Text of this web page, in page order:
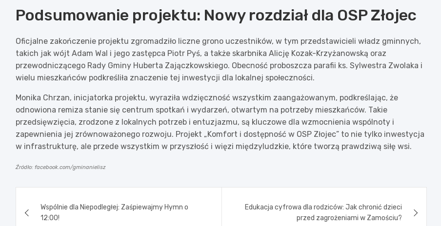
Podsumowanie projektu: Nowy rozdział dla OSP Złojec
Oficjalne zakończenie projektu zgromadziło liczne grono uczestników, w tym przedstawicieli władz gminnych,
takich jak wójt Adam Wal i jego zastępca Piotr Pyś, a także skarbnika Alicję Kozak-Krzyżanowską oraz
przewodniczącego Rady Gminy Huberta Zajączkowskiego. Obecność proboszcza parafii ks. Sylwestra Zwolaka i
wielu mieszkańców podkreśliła znaczenie tej inwestycji dla lokalnej społeczności.
Monika Chrzan, inicjatorka projektu, wyraziła wdzięczność wszystkim zaangażowanym, podkreślając, że
odnowiona remiza stanie się centrum spotkań i wydarzeń, otwartym na potrzeby mieszkańców. Takie
przedsięwzięcia, zrodzone z lokalnych potrzeb i entuzjazmu, są kluczowe dla wzmocnienia wspólnoty i
zapewnienia jej zrównoważonego rozwoju. Projekt „Komfort i dostępność w OSP Złojec” to nie tylko inwestycja
w infrastrukturę, ale przede wszystkim w przyszłość i więzi międzyludzkie, które tworzą prawdziwą siłę wsi.
Źródło: facebook.com/gminanielisz
wpisu
Wspólnie dla Niepodległej: Zaśpiewajmy Hymn o
12:00!
Edukacja cyfrowa dla rodziców: Jak chronić dzieci
przed zagrożeniami w Zamościu?